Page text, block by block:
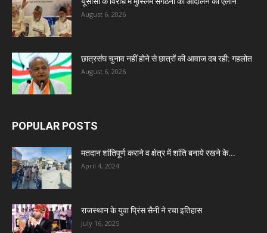
August 6, 2026
छात्रसंघ चुनाव नहीं होने से छात्रों की आवाज दब रही: गहलोत
August 6, 2026
POPULAR POSTS
मतदान शांतिपूर्ण कराने व क्षेत्र में शांति बनाये रखने के...
April 4, 2024
राजस्थान के युवा प्रिंस सैनी ने रचा इतिहास
July 16, 2025